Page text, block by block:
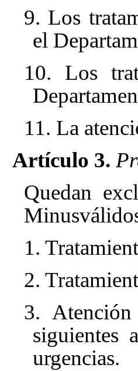
9. Los
el
10. Los
11. La
Artículo 3.
Quedan
1.
2.
3.
siguientes
urgencias.